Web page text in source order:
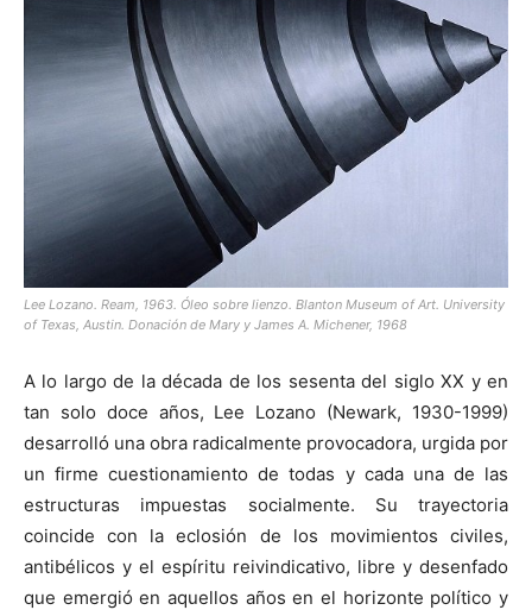
Lee Lozano. Ream, 1963. Óleo sobre lienzo. Blanton Museum of Art. University
of Texas, Austin. Donación de Mary y James A. Michener, 1968
A lo largo de la década de los sesenta del siglo XX y en
tan solo doce años, Lee Lozano (Newark, 1930-1999)
desarrolló una obra radicalmente provocadora, urgida por
un firme cuestionamiento de todas y cada una de las
estructuras impuestas socialmente. Su trayectoria
coincide con la eclosión de los movimientos civiles,
antibélicos y el espíritu reivindicativo, libre y desenfado
que emergió en aquellos años en el horizonte político y